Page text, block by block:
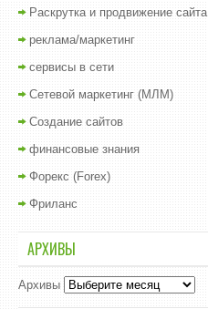
Раскрутка и продвижение сайта
реклама/маркетинг
сервисы в сети
Сетевой маркетинг (МЛМ)
Создание сайтов
финансовые знания
Форекс (Forex)
Фриланс
АРХИВЫ
Архивы